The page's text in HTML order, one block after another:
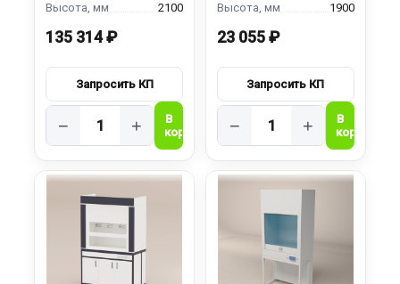
2100
135 314 ₽
− +
1900
23 055 ₽
− +